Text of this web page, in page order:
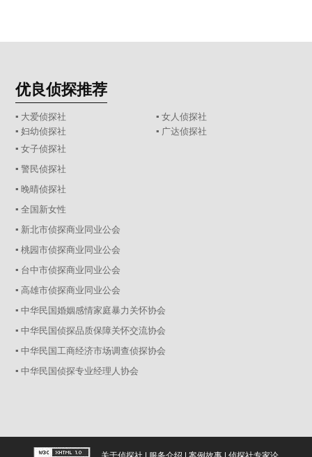
优良侦探推荐
▪ 大爱侦探社
▪ 女人侦探社
▪ 妇幼侦探社
▪ 广达侦探社
▪ 女子侦探社
▪ 警民侦探社
▪ 晚晴侦探社
▪ 全国新女性
▪ 新北市侦探商业同业公会
▪ 桃园市侦探商业同业公会
▪ 台中市侦探商业同业公会
▪ 高雄市侦探商业同业公会
▪ 中华民国婚姻感情家庭暴力关怀协会
▪ 中华民国侦探品质保障关怀交流协会
▪ 中华民国工商经济市场调查侦探协会
▪ 中华民国侦探专业经理人协会